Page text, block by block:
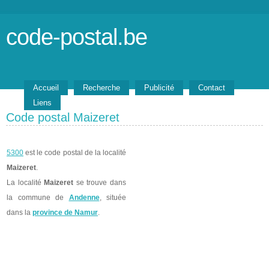
code-postal.be
Accueil Recherche Publicité
Contact
Liens
Code postal Maizeret
5300 est le code postal de la localité
Maizeret.
La localité Maizeret se trouve dans
la commune de Andenne, située
dans la province de Namur.